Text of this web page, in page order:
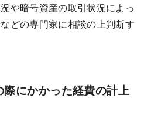
や暗号資産の取引状況によっ
どの専門家に相談の上判断す
にかかった経費の計上